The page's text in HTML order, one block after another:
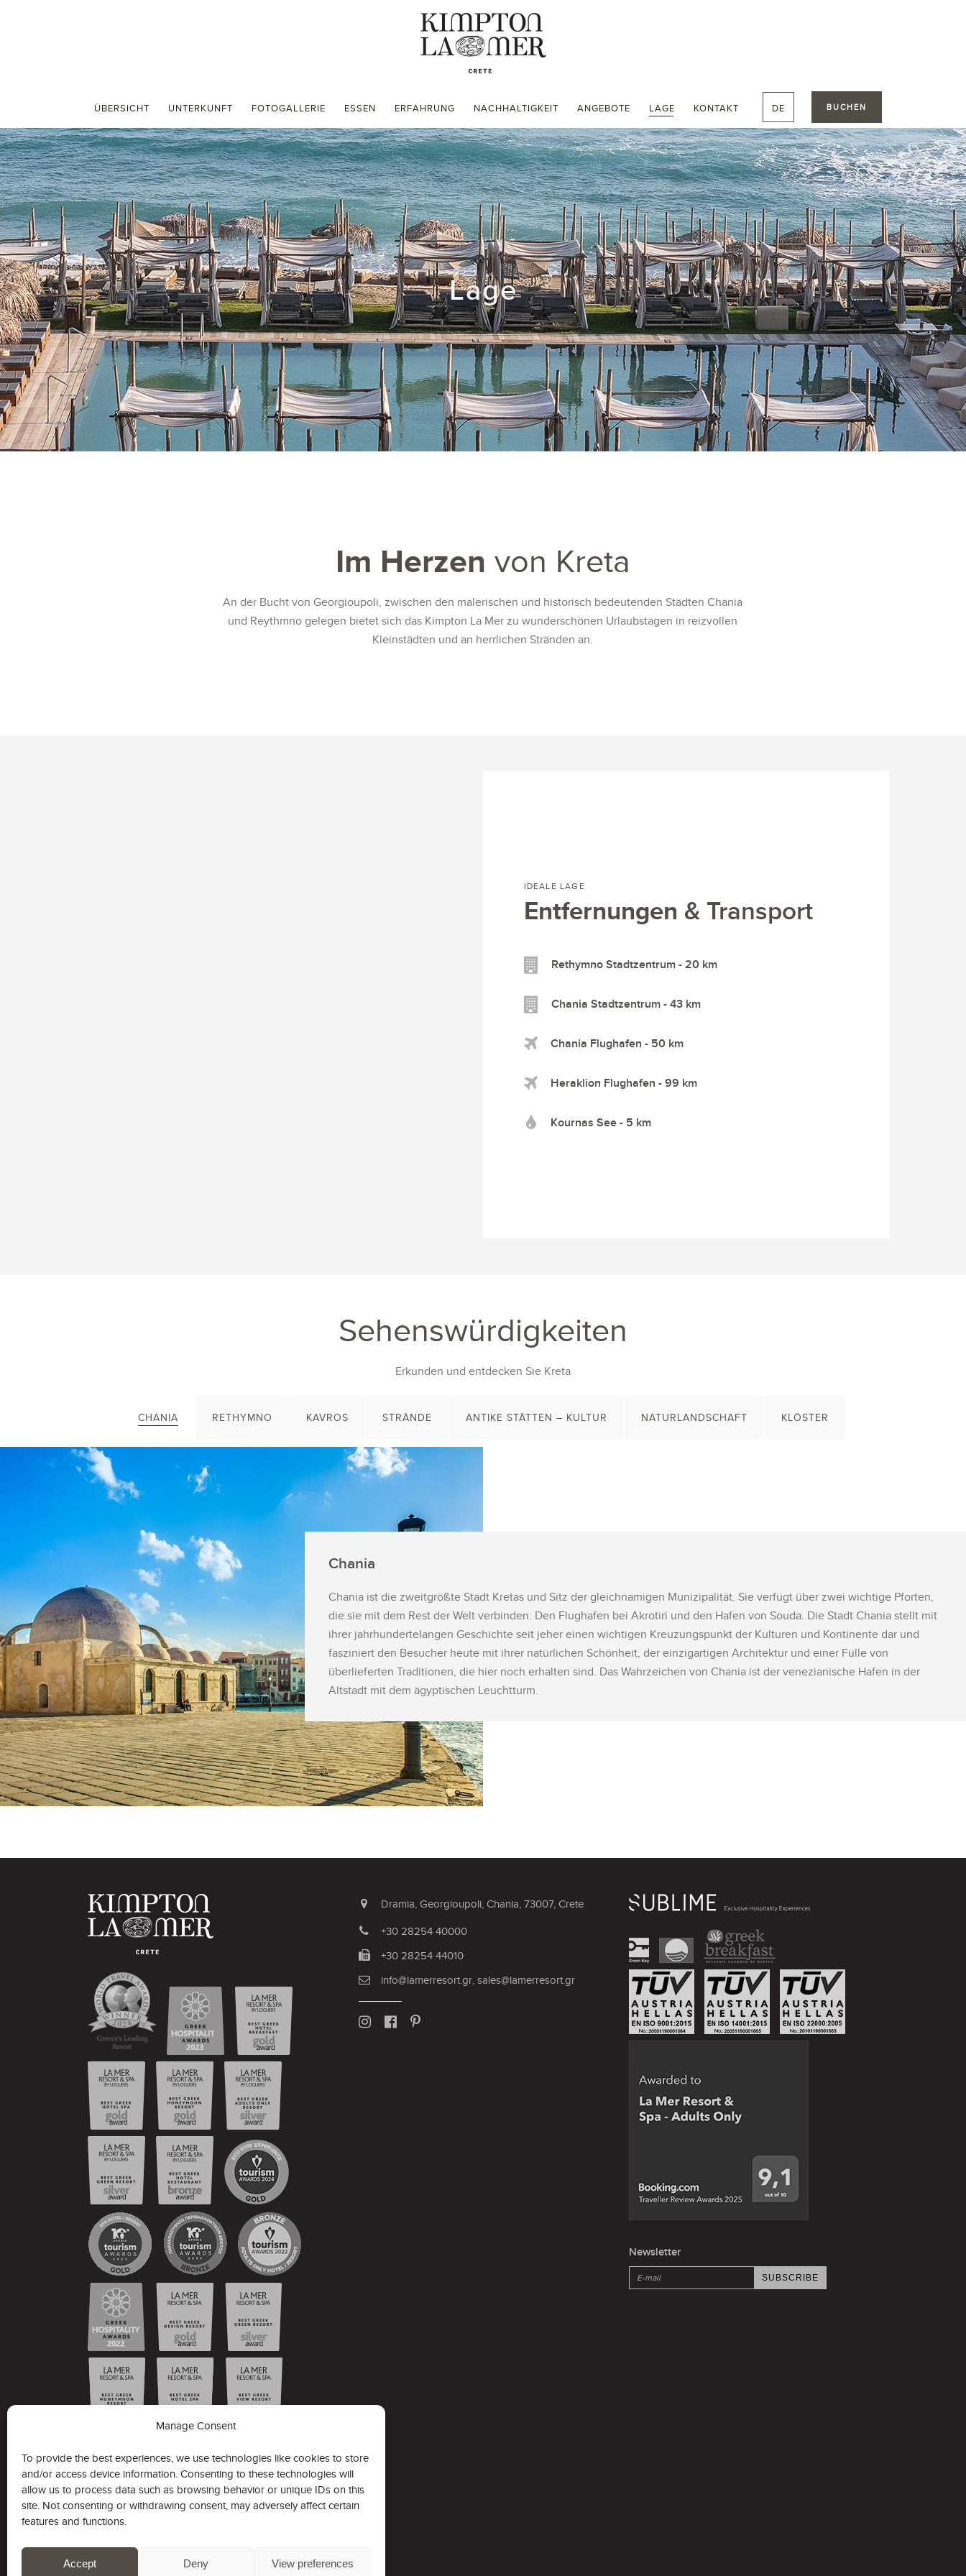
Manage Consent
To provide the best experiences, we use technologies like cookies to store
and/or access device information. Consenting to these technologies will
allow us to process data such as browsing behavior or unique IDs on this
site. Not consenting or withdrawing consent, may adversely affect certain
features and functions.
Accept Deny View preferences
ÜBERSICHT UNTERKUNFT FOTOGALLERIE ESSEN ERFAHRUNG NACHHALTIGKEIT ANGEBOTE LAGE KONTAKT DE BUCHEN
Lage
Im Herzen von Kreta
An der Bucht von Georgioupoli, zwischen den malerischen und historisch bedeutenden Städten Chania
und Reythmno gelegen bietet sich das Kimpton La Mer zu wunderschönen Urlaubstagen in reizvollen
Kleinstädten und an herrlichen Stränden an.
IDEALE LAGE
Entfernungen & Transport
Rethymno Stadtzentrum - 20 km
Chania Stadtzentrum - 43 km
Chania Flughafen - 50 km
Heraklion Flughafen - 99 km
Kournas See - 5 km
Sehenswürdigkeiten
Erkunden und entdecken Sie Kreta
CHANIA RETHYMNO KAVROS STRÄNDE ANTIKE STÄTTEN – KULTUR NATURLANDSCHAFT KLÖSTER
Chania
Chania ist die zweitgrößte Stadt Kretas und Sitz der gleichnamigen Munizipalität. Sie verfügt über zwei wichtige Pforten,
die sie mit dem Rest der Welt verbinden: Den Flughafen bei Akrotiri und den Hafen von Souda. Die Stadt Chania stellt mit
ihrer jahrhundertelangen Geschichte seit jeher einen wichtigen Kreuzungspunkt der Kulturen und Kontinente dar und
fasziniert den Besucher heute mit ihrer natürlichen Schönheit, der einzigartigen Architektur und einer Fülle von
überlieferten Traditionen, die hier noch erhalten sind. Das Wahrzeichen von Chania ist der venezianische Hafen in der
Altstadt mit dem ägyptischen Leuchtturm.
La Mer Resort & Spa -
Adults Only
EXCELLENCE 2022
Dramia, Georgioupoli, Chania, 73007, Crete
+30 28254 40000
+30 28254 44010
info@lamerresort.gr,sales@lamerresort.gr
Newsletter